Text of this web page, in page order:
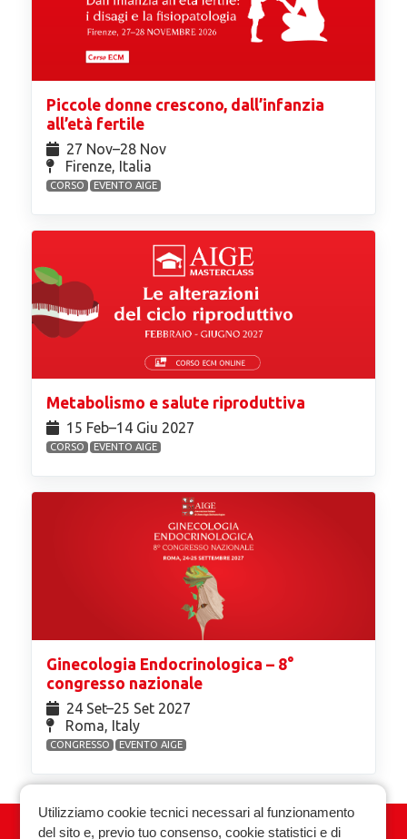
Piccole donne crescono, dall’infanzia
all’età fertile
27 Nov⁠–28 Nov
Firenze, Italia
CORSO EVENTO AIGE
Metabolismo e salute riproduttiva
15 Feb⁠–14 Giu 2027
CORSO EVENTO AIGE
Ginecologia Endocrinologica – 8°
congresso nazionale
24 Set⁠–25 Set 2027
Roma, Italy
CONGRESSO EVENTO AIGE
Associazione Italiana Ginecologia
Utilizziamo cookie tecnici necessari al funzionamento
del sito e, previo tuo consenso, cookie statistici e di